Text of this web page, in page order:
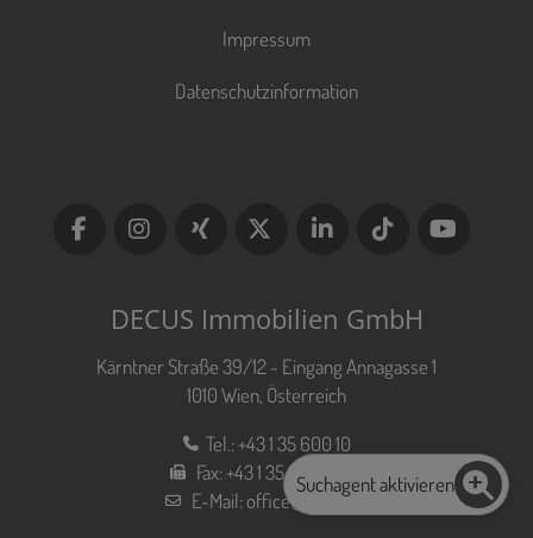
Impressum
Datenschutzinformation
DECUS Immobilien GmbH
Kärntner Straße 39/12 - Eingang Annagasse 1
1010 Wien, Österreich
Tel.:+43 1 35 600 10
Fax:+43 1 35 600 10 80
E-Mail:office@decus.at
Suchagent aktivieren